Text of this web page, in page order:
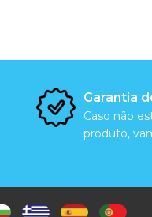
Garantia
Caso não
produto,